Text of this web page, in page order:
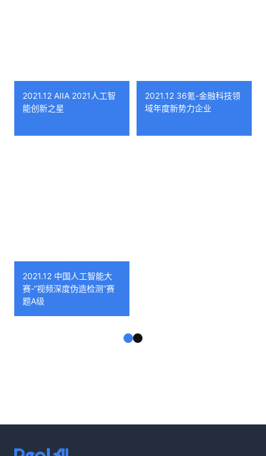
2021.12 AIIA 2021人工智
能创新之星
2021.12 36氪-金融科技领
域年度新势力企业
2021.12 中国人工智能大
赛-“视频深度伪造检测”赛
题A级